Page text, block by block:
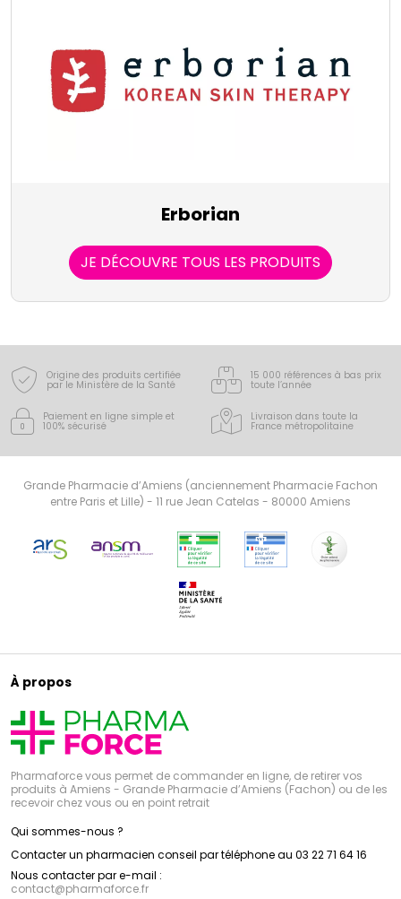
Erborian
JE DÉCOUVRE TOUS LES PRODUITS
Origine des produits certifiée
par le Ministère de la Santé
15 000 références à bas prix
toute l’année
Paiement en ligne simple et
100% sécurisé
Livraison dans toute la
France métropolitaine
Grande Pharmacie d’Amiens (anciennement Pharmacie Fachon
entre Paris et Lille) - 11 rue Jean Catelas - 80000 Amiens
À propos
Pharmaforce vous permet de commander en ligne, de retirer vos
produits à Amiens - Grande Pharmacie d’Amiens (Fachon) ou de les
recevoir chez vous ou en point retrait
Qui sommes-nous ?
Contacter un pharmacien conseil par téléphone au 03 22 71 64 16
Nous contacter par e-mail :
contact@pharmaforce.fr